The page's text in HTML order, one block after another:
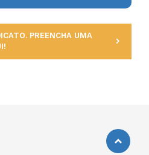
PREENCHA UMA